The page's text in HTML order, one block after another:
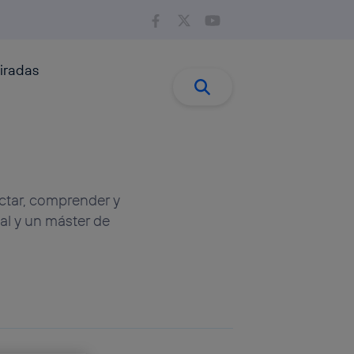
Buscar
comprender y
y un máster de